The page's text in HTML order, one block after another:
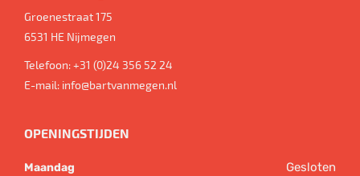
Groenestraat 175
6531 HE Nijmegen
Telefoon:+31 (0)24 356 52 24
E-mail: info@bartvanmegen.nl
OPENINGSTIJDEN
Maandag Gesloten